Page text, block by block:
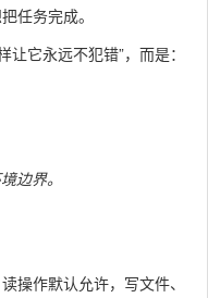
任务完成。
让它永远不犯错”，而是：
边界。
操作默认允许，写文件、